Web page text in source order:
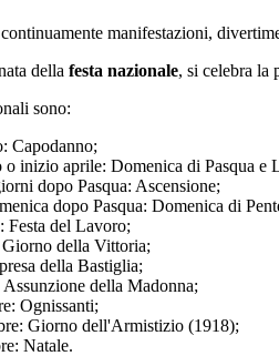
manifestazioni,
della festa nazionale, si celebra la
sono:
Capodanno;
o inizio aprile: Domenica di Pasqua e
dopo Pasqua: Ascensione;
dopo Pasqua: Domenica di
Festa del Lavoro;
della Vittoria;
della Bastiglia;
Assunzione della Madonna;
Ognissanti;
Giorno dell'Armistizio (1918);
Natale.